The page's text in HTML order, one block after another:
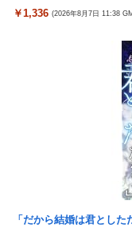
日本をダメにした総
【熊本地震】毎日新
業「個人情報は控え
いでしょ？教えてよ？
韓国サッカーのイメー
【ガチ】キャスター
【動画】地震発生時
首相官邸、高市首相の
倉持由香、息子の「
見逃していた乳幼児期
外国人「日本の未来
久保建英超え歴代2位
『ゼノブレイド ディ
Switch 2 Edition』
？？？「ゲーム実況な
￥1,336 (2026年8月7日 11:38
「だから結婚は君とし